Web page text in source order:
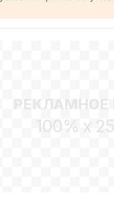
РЕКЛАМНОЕ
100% x